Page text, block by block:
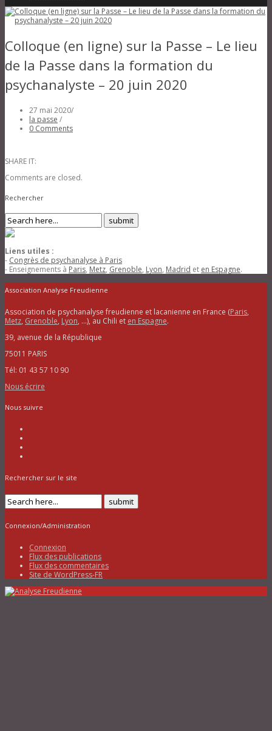
Colloque (en ligne) sur la Passe – Le lieu
de la Passe dans la formation du
psychanalyste – 20 juin 2020
27 mai 2020/
la passe /
0 Comments
SHARE IT:
Comments are closed.
Rechercher
Liens utiles :
- Congrès de psychanalyse à Paris
- Enseignements à Paris, Metz, Grenoble, Lyon, Madrid et en Espagne.
Association Analyse Freudienne
Association de psychanalyse freudienne et lacanienne en France (Paris,
Metz, Grenoble, Lyon, …), au Chili et en Espagne.
39, avenue de la République
75011 PARIS
Tél: 01 43 57 10 90
Nous écrire
Nous suivre
Rechercher sur le site
Connexion/Administration
Connexion
Flux des publications
Flux des commentaires
Site de WordPress-FR